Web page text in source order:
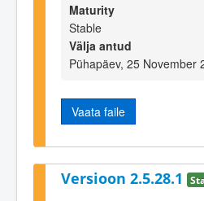
Maturity
Stable
Välja antud
Pühapäev, 25 November
Vaata faile
Versioon 2.5.28.1